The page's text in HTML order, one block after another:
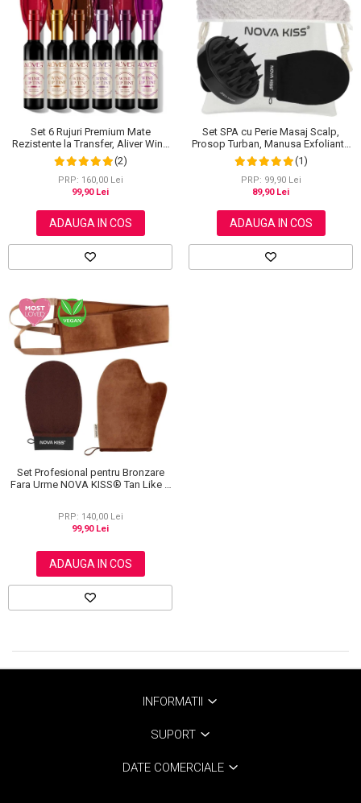
Set 6 Rujuri Premium Mate
Rezistente la Transfer, Aliver Wine
Lip Tint Waterproof, 7 g X 6 buc
(2)
PRP: 160,00 Lei
99,90 Lei
ADAUGA IN COS
Set SPA cu Perie Masaj Scalp,
Prosop Turban, Manusa Exfolianta
si Saculet din Bumbac, NOVA
KISS®
(1)
PRP: 99,90 Lei
89,90 Lei
ADAUGA IN COS
Set Profesional pentru Bronzare
Fara Urme NOVA KISS® Tan Like a
Spate
PRP: 140,00 Lei
99,90 Lei
ADAUGA IN COS
INFORMATII
SUPORT
DATE COMERCIALE